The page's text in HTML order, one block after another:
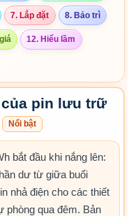
7. Lắp đặt 8. Bảo trì
12. Hiểu lầm
pin lưu trữ
Nổi bật
bắt đầu khi nắng lên:
dư từ giữa buổi
nhả điện cho các thiết
phòng qua đêm. Bản